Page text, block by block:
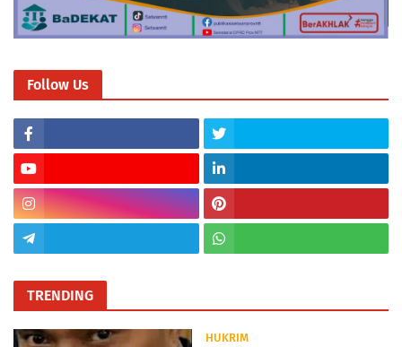
Follow Us
TRENDING
HUKRIM